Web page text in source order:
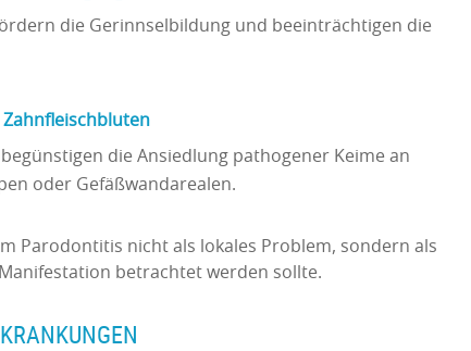
die Gerinnselbildung und beeinträchtigen die
die Ansiedlung pathogener Keime an
oder Gefäßwandarealen.
Parodontitis nicht als lokales Problem, sondern als
betrachtet werden sollte.